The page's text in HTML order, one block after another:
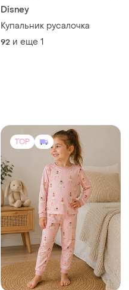
Disney
Купальник русалочка
92 и еще 1
TOP